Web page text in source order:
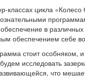
классах цикла
в различных
обеспечением себе
стоит особняком,
исследовать
что